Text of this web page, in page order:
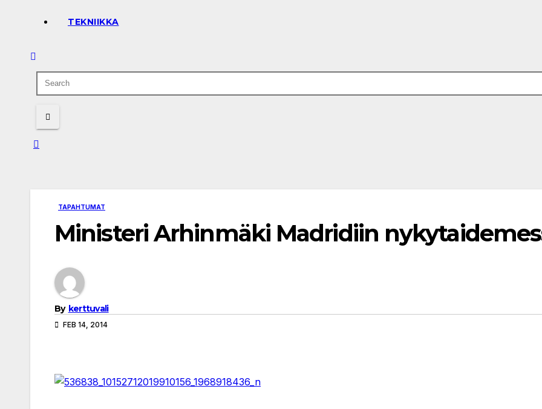
TEKNIIKKA
TAPAHTUMAT
Ministeri Arhinmäki Madridiin
By kerttuvali
FEB 14, 2014